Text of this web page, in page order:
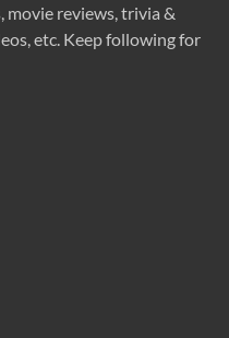
movie reviews, trivia &
etc. Keep following for